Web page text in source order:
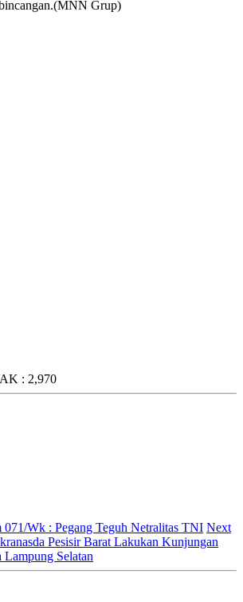
Grup)
: 2,970
071/Wk : Pegang Teguh Netralitas TNI Next
Pesisir Barat Lakukan Kunjungan
Selatan